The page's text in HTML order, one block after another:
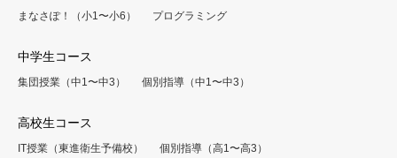
まなさぽ！（小1〜小6）
プログラミング
中学生コース
集団授業（中1〜中3） 個別指導（中1〜中3）
高校生コース
IT授業（東進衛生予備校）
個別指導（高1〜高3）